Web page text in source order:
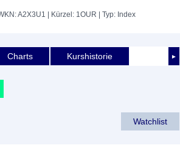
A2X3U1 | Kürzel: 1OUR | Typ: Index
►
Charts Kurshistorie
Watchlist